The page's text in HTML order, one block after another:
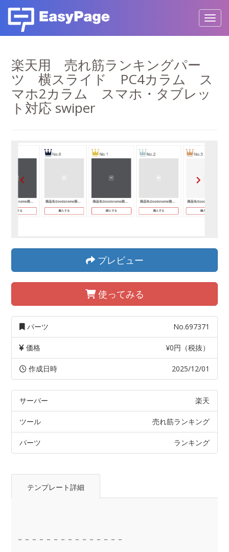
楽天用 売れ筋ランキングパー
ツ 横スライド PC4カラム ス
マホ2カラム スマホ・タブレッ
ト対応 swiper
プレビュー
使ってみる
パーツ No.697371
価格 ¥0円（税抜）
作成日時 2025/12/01
サーバー 楽天
ツール 売れ筋ランキング
パーツ ランキング
テンプレート詳細
－－－－－－－－－－－－－－－